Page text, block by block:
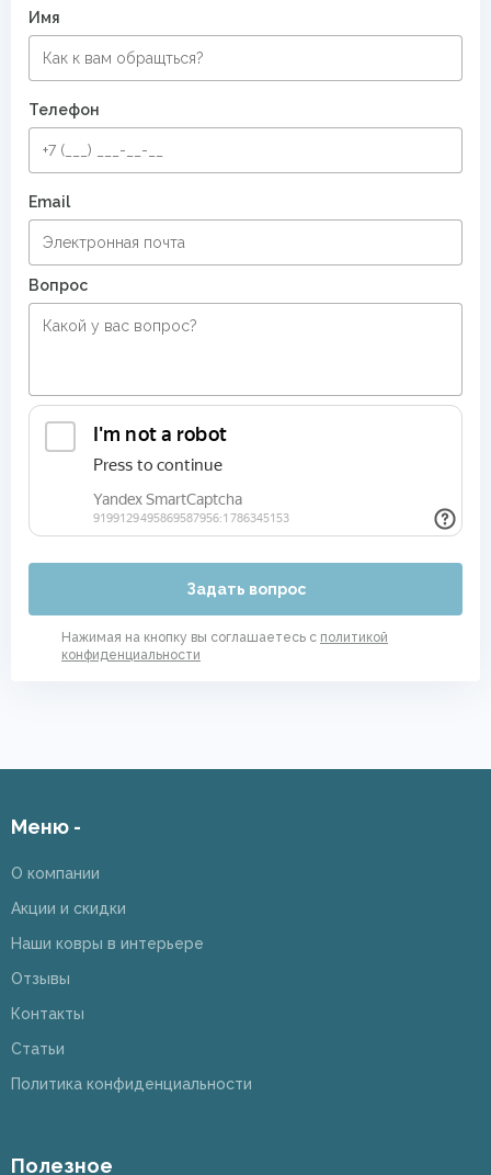
Имя
Телефон
Email
Вопрос
Задать вопрос
Нажимая на кнопку вы соглашаетесь с политикой
конфиденциальности
Меню -
О компании
Акции и скидки
Наши ковры в интерьере
Отзывы
Контакты
Статьи
Политика конфиденциальности
Полезное